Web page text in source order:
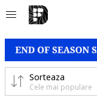
Sorteaza
Cele mai populare